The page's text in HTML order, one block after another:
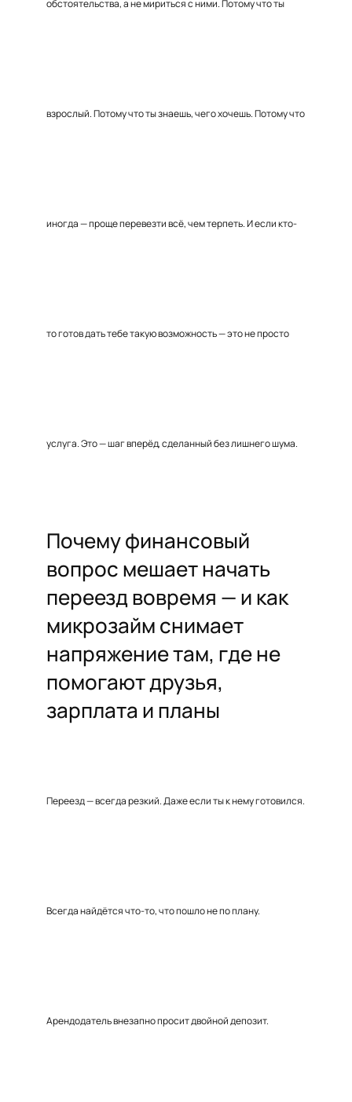
обстоятельства, а не мириться с ними. Потому что ты
взрослый. Потому что ты знаешь, чего хочешь. Потому что
иногда — проще перевезти всё, чем терпеть. И если кто-
то готов дать тебе такую возможность — это не просто
услуга. Это — шаг вперёд, сделанный без лишнего шума.
Почему финансовый
вопрос мешает начать
переезд вовремя — и как
микрозайм снимает
напряжение там, где не
помогают друзья,
зарплата и планы
Переезд — всегда резкий. Даже если ты к нему готовился.
Всегда найдётся что-то, что пошло не по плану.
Арендодатель внезапно просит двойной депозит.